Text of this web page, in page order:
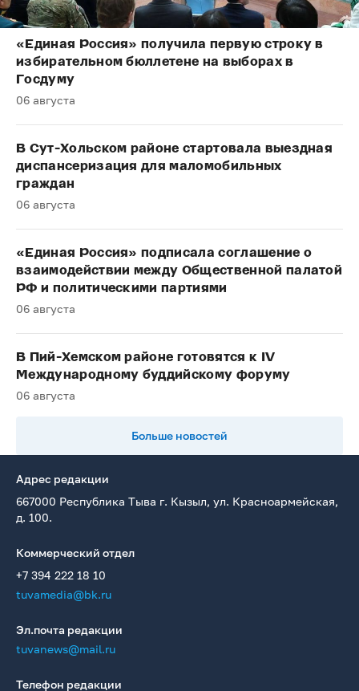
«Единая Россия» получила первую строку в
избирательном бюллетене на выборах в
Госдуму
06 августа
В Сут-Хольском районе стартовала выездная
диспансеризация для маломобильных
граждан
06 августа
«Единая Россия» подписала соглашение о
взаимодействии между Общественной палатой
РФ и политическими партиями
06 августа
В Пий-Хемском районе готовятся к IV
Международному буддийскому форуму
06 августа
Больше новостей
Адрес редакции
667000 Республика Тыва г. Кызыл, ул. Красноармейская,
д. 100.
Коммерческий отдел
+7 394 222 18 10
tuvamedia@bk.ru
Эл.почта редакции
tuvanews@mail.ru
Телефон редакции